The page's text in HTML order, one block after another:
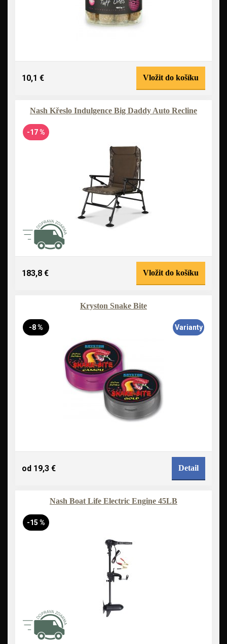
10,1 € Vložit do košíku
Nash Křeslo Indulgence Big Daddy Auto Recline
-17 %
183,8 € Vložit do košíku
Kryston Snake Bite
-8 % Varianty
od 19,3 € Detail
Nash Boat Life Electric Engine 45LB
-15 %